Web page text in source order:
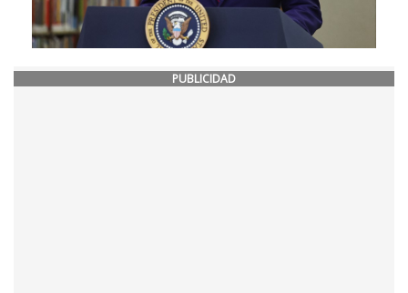
PUBLICIDAD